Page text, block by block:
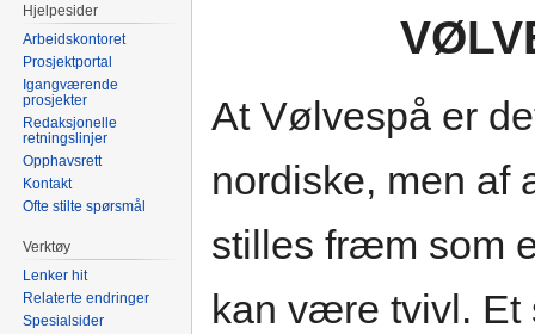
At Vølvespå er
nordiske, men af
stilles fræm som
kan være tvivl. Et
Hjelpesider
Arbeidskontoret
Prosjektportal
Igangværende
prosjekter
Redaksjonelle
retningslinjer
Opphavsrett
Kontakt
Ofte stilte spørsmål
Verktøy
Lenker hit
Relaterte endringer
Spesialsider